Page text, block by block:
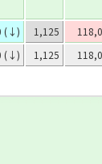
(↓) 1,125
(↓) 1,125